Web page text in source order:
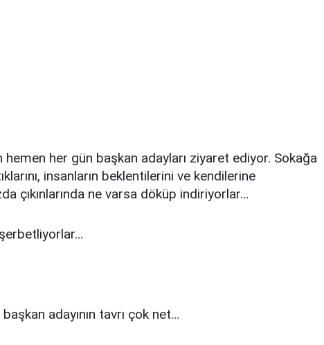
her gün başkan adayları ziyaret ediyor. Sokağa
insanların beklentilerini ve kendilerine
çıkınlarında ne varsa döküp indiriyorlar…
adayının tavrı çok net…